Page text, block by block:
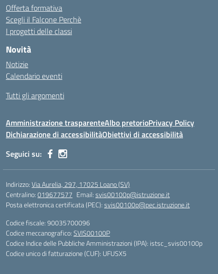
Offerta formativa
Scegli il Falcone Perchè
I progetti delle classi
Novità
Notizie
Calendario eventi
Tutti gli argomenti
Amministrazione trasparenteAlbo pretorioPrivacy Policy
Dichiarazione di accessibilitàObiettivi di accessibilità
Seguici su:
Indirizzo:Via Aurelia, 297, 17025 Loano (SV)
Centralino:019677577 Email:svis00100p@istruzione.it
Posta elettronica certificata (PEC):svis00100p@pec.istruzione.it
Codice fiscale: 90035700096
Codice meccanografico:SVIS00100P
Codice Indice delle Pubbliche Amministrazioni (IPA): istsc_svis00100p
Codice unico di fatturazione (CUF): UFUSX5